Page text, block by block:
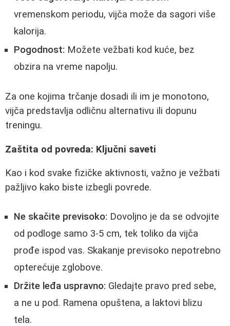
vremenskom periodu, vijča može da sagori više
kalorija.
Pogodnost: Možete vežbati kod kuće, bez
obzira na vreme napolju.
Za one kojima trčanje dosadi ili im je monotono,
vijča predstavlja odličnu alternativu ili dopunu
treningu.
Zaštita od povreda: Ključni saveti
Kao i kod svake fizičke aktivnosti, važno je vežbati
pažljivo kako biste izbegli povrede.
Ne skačite previsoko: Dovoljno je da se odvojite
od podloge samo 3-5 cm, tek toliko da vijča
prođe ispod vas. Skakanje previsoko nepotrebno
opterećuje zglobove.
Držite leđa uspravno: Gledajte pravo pred sebe,
a ne u pod. Ramena opuštena, a laktovi blizu
tela.